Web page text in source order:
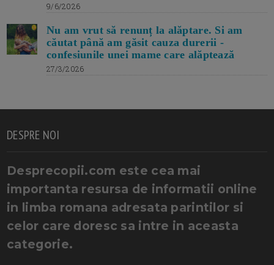
9/6/2026
Nu am vrut să renunț la alăptare. Si am
căutat până am găsit cauza durerii -
confesiunile unei mame care alăptează
27/3/2026
DESPRE NOI
Desprecopii.com este cea mai
importanta resursa de informatii online
in limba romana adresata parintilor si
celor care doresc sa intre in aceasta
categorie.